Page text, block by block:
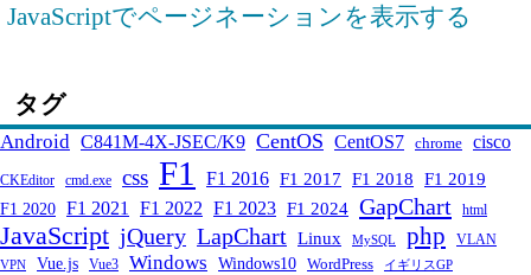
JavaScriptでページネーションを表示する
タグ
Android C841M-4X-JSEC/K9 CentOS CentOS7 chrome cisco
CKEditor cmd.exe css F1 F1 2016 F1 2017 F1 2018 F1 2019
F1 2020 F1 2021 F1 2022 F1 2023 F1 2024 GapChart html
JavaScript jQuery LapChart Linux MySQL php VLAN
VPN Vue.js Vue3 Windows Windows10 WordPress イギリスGP